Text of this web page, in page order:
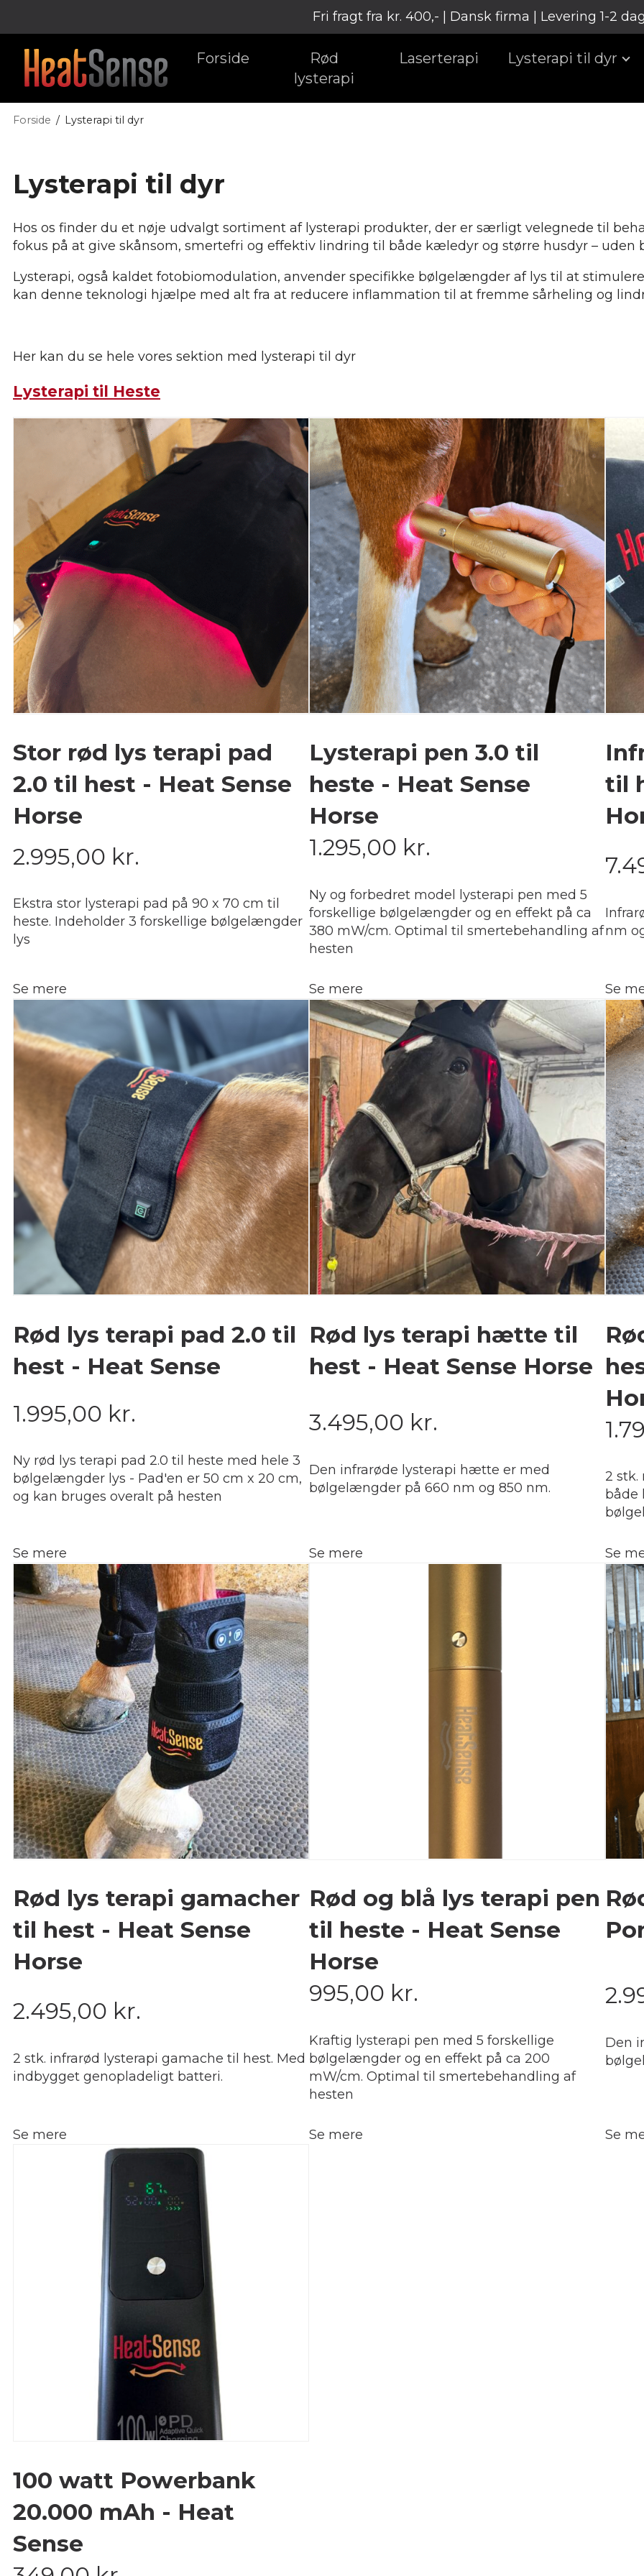
Fri fragt fra kr. 400,- | Dansk firma | Levering 1-2
Forside
Rød
lysterapi
Laserterapi Lysterapi til dyr
Forside Lysterapi til dyr
Lysterapi til dyr
Hos os finder du et nøje udvalgt sortiment af lysterapi produkter, der er særligt velegnede til
fokus på at give skånsom, smertefri og effektiv lindring til både kæledyr og større husdyr – uden
Lysterapi, også kaldet fotobiomodulation, anvender specifikke bølgelængder af lys til at
kan denne teknologi hjælpe med alt fra at reducere inflammation til at fremme sårheling og
Her kan du se hele vores sektion med lysterapi til dyr
Lysterapi til Heste
Stor rød lys terapi pad
2.0 til hest - Heat Sense
Horse
2.995,00 kr.
Ekstra stor lysterapi pad på 90 x 70 cm til
heste. Indeholder 3 forskellige bølgelængder
lys
Se mere
Lysterapi pen 3.0 til
heste - Heat Sense
Horse
1.295,00 kr.
Ny og forbedret model lysterapi pen med 5
forskellige bølgelængder og en effekt på ca
380 mW/cm. Optimal til smertebehandling af
hesten
Se mere
til
nm
Se
Rød lys terapi pad 2.0 til
hest - Heat Sense
1.995,00 kr.
Ny rød lys terapi pad 2.0 til heste med hele 3
bølgelængder lys - Pad'en er 50 cm x 20 cm,
og kan bruges overalt på hesten
Se mere
Rød lys terapi hætte til
hest - Heat Sense Horse
3.495,00 kr.
Den infrarøde lysterapi hætte er med
bølgelængder på 660 nm og 850 nm.
Se mere
2 stk.
både
Se
Rød lys terapi gamacher
til hest - Heat Sense
Horse
2.495,00 kr.
2 stk. infrarød lysterapi gamache til hest. Med
indbygget genopladeligt batteri.
Se mere
Rød og blå lys terapi pen
til heste - Heat Sense
Horse
995,00 kr.
Kraftig lysterapi pen med 5 forskellige
bølgelængder og en effekt på ca 200
mW/cm. Optimal til smertebehandling af
hesten
Se mere
Den
Se
100 watt Powerbank
20.000 mAh - Heat
Sense